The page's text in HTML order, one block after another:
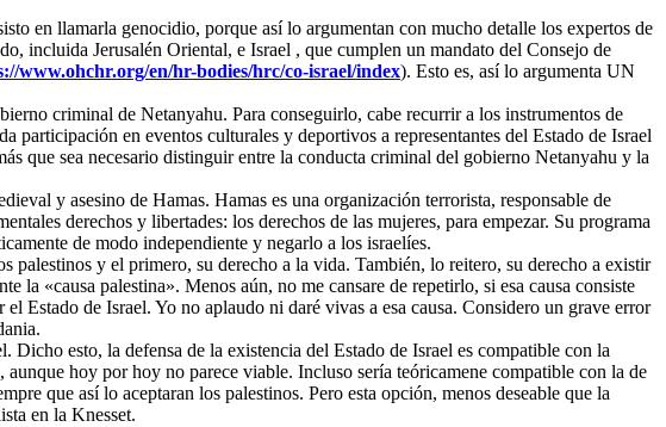
en llamarla genocidio, porque así lo argumentan con mucho detalle los expertos de
incluida Jerusalén Oriental, e Israel , que cumplen un mandato del Consejo de
www.ohchr.org/en/hr-bodies/hrc/co-israel/index). Esto es, así lo argumenta UN
criminal de Netanyahu. Para conseguirlo, cabe recurrir a los instrumentos de
participación en eventos culturales y deportivos a representantes del Estado de Israel
que sea necesario distinguir entre la conducta criminal del gobierno Netanyahu y la
y asesino de Hamas. Hamas es una organización terrorista, responsable de
derechos y libertades: los derechos de las mujeres, para empezar. Su programa
de modo independiente y negarlo a los israelíes.
palestinos y el primero, su derecho a la vida. También, lo reitero, su derecho a existir
la «causa palestina». Menos aún, no me cansare de repetirlo, si esa causa consiste
Estado de Israel. Yo no aplaudo ni daré vivas a esa causa. Considero un grave error
Dicho esto, la defensa de la existencia del Estado de Israel es compatible con la
hoy por hoy no parece viable. Incluso sería teóricamene compatible con la de
que así lo aceptaran los palestinos. Pero esta opción, menos deseable que la
en la Knesset.